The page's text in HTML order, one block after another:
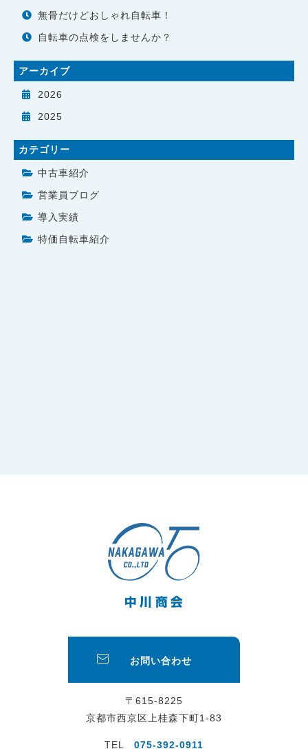
無骨だけどおしゃれ自転車！
自転車の点検をしませんか？
アーカイブ
2026
2025
カテゴリー
中古車紹介
営業員ブログ
導入実績
特価自転車紹介
お問い合わせ
〒615-8225
京都市西京区上桂森下町1-83
TEL
075-392-0911